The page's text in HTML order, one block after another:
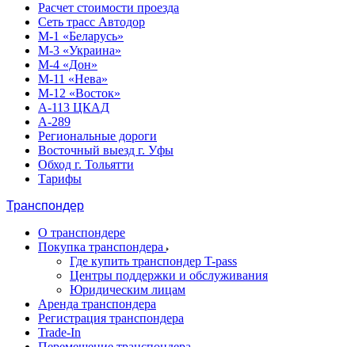
Расчет стоимости проезда
Сеть трасс Автодор
М-1 «Беларусь»
М-3 «Украина»
М-4 «Дон»
М-11 «Нева»
М-12 «Восток»
А-113 ЦКАД
А-289
Региональные дороги
Восточный выезд г. Уфы
Обход г. Тольятти
Тарифы
Транспондер
О транспондере
Покупка транспондера
Где купить транспондер T-pass
Центры поддержки и обслуживания
Юридическим лицам
Аренда транспондера
Регистрация транспондера
Trade-In